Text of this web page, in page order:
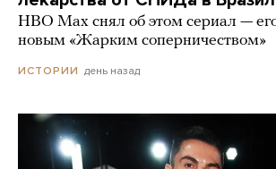
HBO Max снял об этом сериал —
новым «Жарким соперничеством»
ИСТОРИИ день назад